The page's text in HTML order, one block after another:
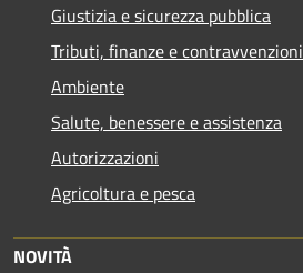
Giustizia e sicurezza pubblica
Tributi, finanze e contravvenzioni
Ambiente
Salute, benessere e assistenza
Autorizzazioni
Agricoltura e pesca
NOVITÀ